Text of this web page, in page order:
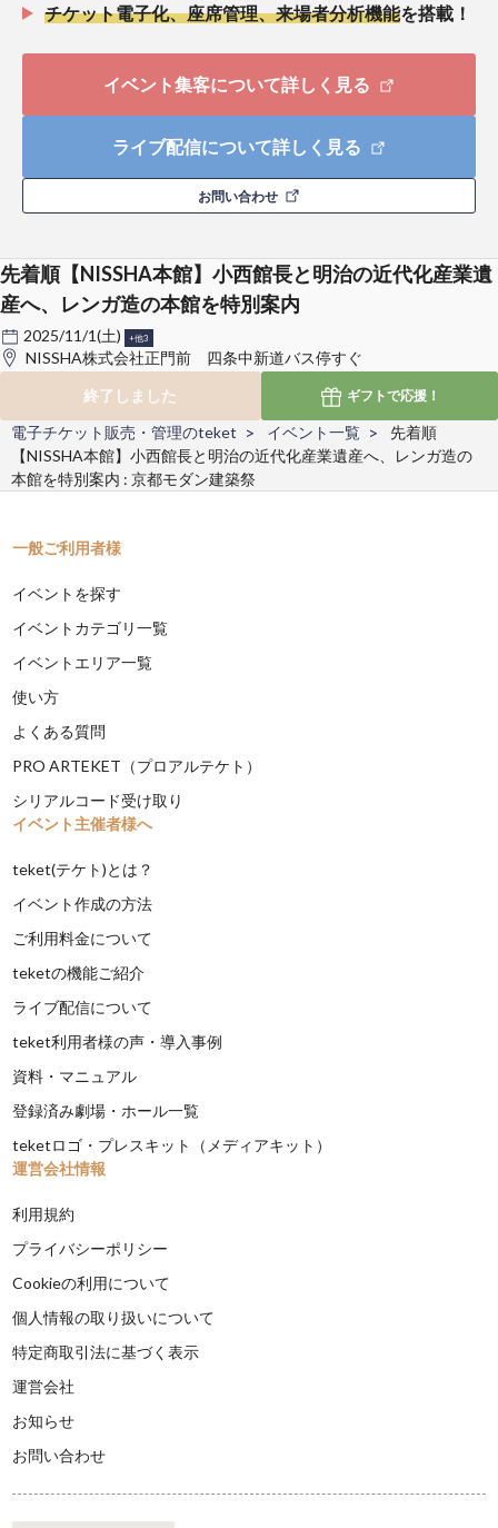
チケット電子化、座席管理、来場者分析機能を搭載！
イベント集客について詳しく見る
ライブ配信について詳しく見る
お問い合わせ
先着順【NISSHA本館】小西館長と明治の近代化産業遺
産へ、レンガ造の本館を特別案内
2025/11/1(土) +他3
NISSHA株式会社正門前 四条中新道バス停すぐ
終了しました
ギフトで応援！
電子チケット販売・管理のteket イベント一覧
先着順
【NISSHA本館】小西館長と明治の近代化産業遺産へ、レンガ造の
本館を特別案内 : 京都モダン建築祭
一般ご利用者様
イベントを探す
イベントカテゴリ一覧
イベントエリア一覧
使い方
よくある質問
PRO ARTEKET（プロアルテケト）
シリアルコード受け取り
イベント主催者様へ
teket(テケト)とは？
イベント作成の方法
ご利用料金について
teketの機能ご紹介
ライブ配信について
teket利用者様の声・導入事例
資料・マニュアル
登録済み劇場・ホール一覧
teketロゴ・プレスキット（メディアキット）
運営会社情報
利用規約
プライバシーポリシー
Cookieの利用について
個人情報の取り扱いについて
特定商取引法に基づく表示
運営会社
お知らせ
お問い合わせ